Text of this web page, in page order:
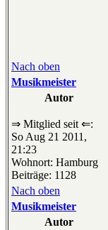
Nach oben
Musikmeister
Autor
⇒ Mitglied seit ⇐:
So Aug 21 2011,
21:23
Wohnort: Hamburg
Beiträge: 1128
Nach oben
Musikmeister
Autor